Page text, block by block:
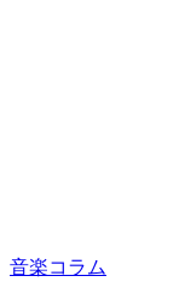
音楽コラム